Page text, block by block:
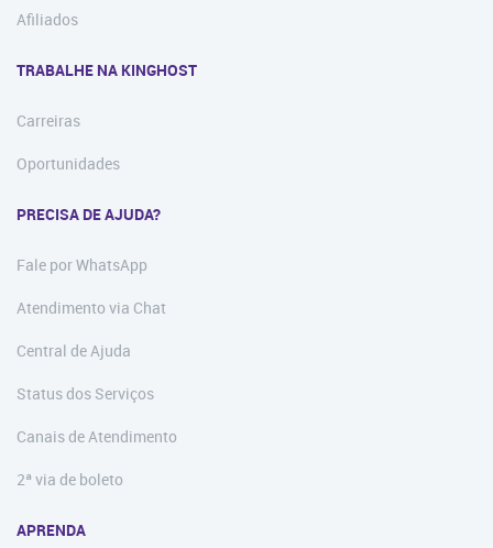
Afiliados
TRABALHE NA KINGHOST
Carreiras
Oportunidades
PRECISA DE AJUDA?
Fale por WhatsApp
Atendimento via Chat
Central de Ajuda
Status dos Serviços
Canais de Atendimento
2ª via de boleto
APRENDA